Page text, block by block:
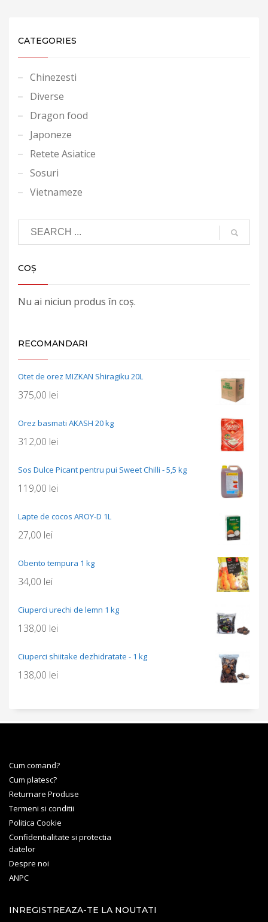
CATEGORIES
Chinezesti
Diverse
Dragon food
Japoneze
Retete Asiatice
Sosuri
Vietnameze
COȘ
Nu ai niciun produs în coș.
RECOMANDARI
Otet de orez MIZKAN Shiragiku 20L
375,00 lei
Orez basmati AKASH 20 kg
312,00 lei
Sos Dulce Picant pentru pui Sweet Chilli - 5,5 kg
119,00 lei
Lapte de cocos AROY-D 1L
27,00 lei
Obento tempura 1 kg
34,00 lei
Ciuperci urechi de lemn 1 kg
138,00 lei
Ciuperci shiitake dezhidratate - 1 kg
138,00 lei
Cum comand?
Cum platesc?
Returnare Produse
Termeni si conditii
Politica Cookie
Confidentialitate si protectia
datelor
Despre noi
ANPC
INREGISTREAZA-TE LA NOUTATI